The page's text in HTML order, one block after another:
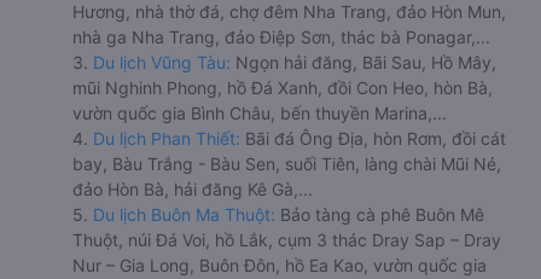
Hương, nhà thờ đá, chợ đêm Nha Trang, đảo Hòn Mun,
nhà ga Nha Trang, đảo Điệp Sơn, thác bà Ponagar,...
3. Du lịch Vũng Tàu: Ngọn hải đăng, Bãi Sau, Hồ Mây,
mũi Nghinh Phong, hồ Đá Xanh, đồi Con Heo, hòn Bà,
vườn quốc gia Bình Châu, bến thuyền Marina,...
4. Du lịch Phan Thiết: Bãi đá Ông Địa, hòn Rơm, đồi cát
bay, Bàu Trắng - Bàu Sen, suối Tiên, làng chài Mũi Né,
đảo Hòn Bà, hải đăng Kê Gà,...
5. Du lịch Buôn Ma Thuột: Bảo tàng cà phê Buôn Mê
Thuột, núi Đá Voi, hồ Lắk, cụm 3 thác Dray Sap – Dray
Nur – Gia Long, Buôn Đôn, hồ Ea Kao, vườn quốc gia